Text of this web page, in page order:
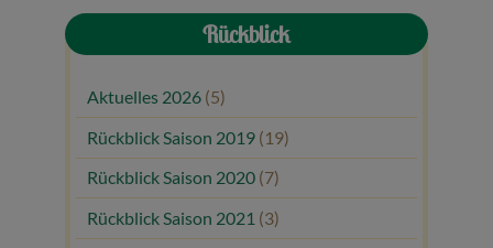
Rückblick
Aktuelles 2026 (5)
Rückblick Saison 2019 (19)
Rückblick Saison 2020 (7)
Rückblick Saison 2021 (3)